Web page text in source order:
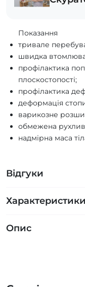
Показання
тривале
швидка
профілактика
плоскостопості;
профілактика
деформація
варикозне
обмежена
надмірна маса
Відгуки
Характеристики
Опис